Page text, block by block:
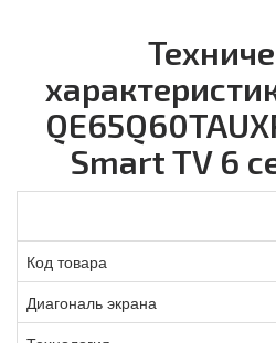
Smart TV 6
Код товара
Диагональ экрана